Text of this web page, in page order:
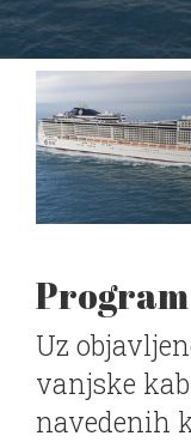
Uz
vanjske
navedenih